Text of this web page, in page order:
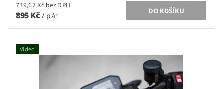
739,67 Kč bez DPH
895 Kč / pár
Video